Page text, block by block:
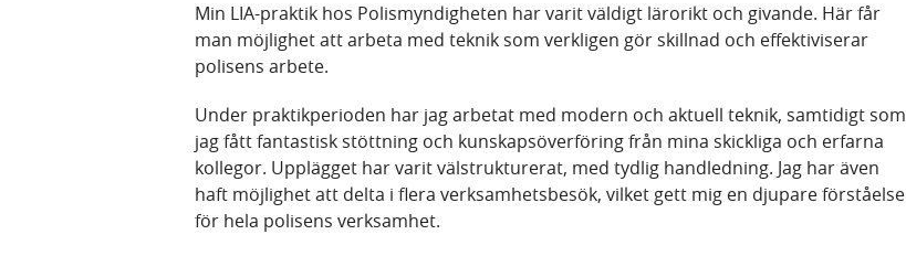
Min LIA-praktik hos Polismyndigheten har varit väldigt lärorikt och givande. Här får
man möjlighet att arbeta med teknik som verkligen gör skillnad och effektiviserar
polisens arbete.
Under praktikperioden har jag arbetat med modern och aktuell teknik, samtidigt som
jag fått fantastisk stöttning och kunskapsöverföring från mina skickliga och erfarna
kollegor. Upplägget har varit välstrukturerat, med tydlig handledning. Jag har även
haft möjlighet att delta i flera verksamhetsbesök, vilket gett mig en djupare förståelse
för hela polisens verksamhet.